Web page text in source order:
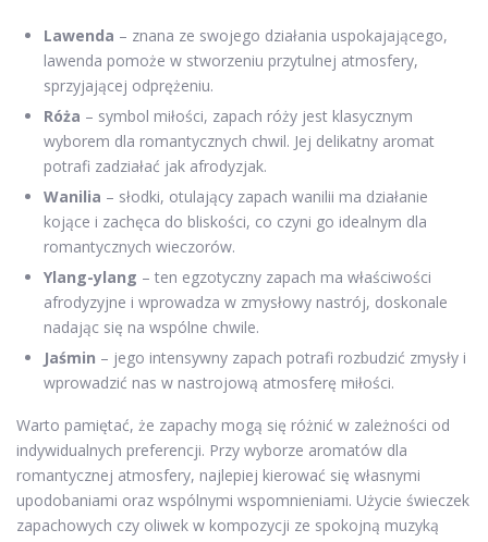
Lawenda – znana ze swojego działania uspokajającego,
lawenda pomoże w stworzeniu przytulnej atmosfery,
sprzyjającej odprężeniu.
Róża – symbol miłości, zapach róży jest klasycznym
wyborem dla romantycznych chwil. Jej delikatny aromat
potrafi zadziałać jak afrodyzjak.
Wanilia – słodki, otulający zapach wanilii ma działanie
kojące i zachęca do bliskości, co czyni go idealnym dla
romantycznych wieczorów.
Ylang-ylang – ten egzotyczny zapach ma właściwości
afrodyzyjne i wprowadza w zmysłowy nastrój, doskonale
nadając się na wspólne chwile.
Jaśmin – jego intensywny zapach potrafi rozbudzić zmysły i
wprowadzić nas w nastrojową atmosferę miłości.
Warto pamiętać, że zapachy mogą się różnić w zależności od
indywidualnych preferencji. Przy wyborze aromatów dla
romantycznej atmosfery, najlepiej kierować się własnymi
upodobaniami oraz wspólnymi wspomnieniami. Użycie świeczek
zapachowych czy oliwek w kompozycji ze spokojną muzyką